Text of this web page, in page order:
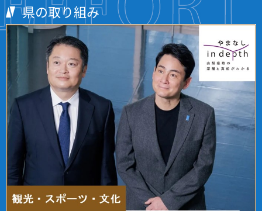
県の取り組み